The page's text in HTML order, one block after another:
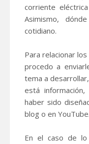
corriente
Asimismo,
cotidiano.
Para relacionar
procedo a
tema a
está
haber sido
blog o en YouTube.
En el caso de lo